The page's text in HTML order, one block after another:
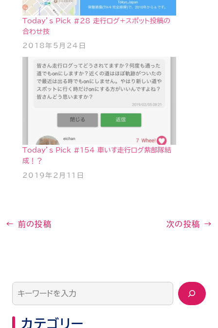
Today’s Pick #28 走行ログ+スポット投稿の
合わせ技
2018年5月24日
Today’s Pick #154 車いす走行ログ紫部隊結
成！？
2019年2月11日
← 前の投稿 次の投稿 →
カテゴリー